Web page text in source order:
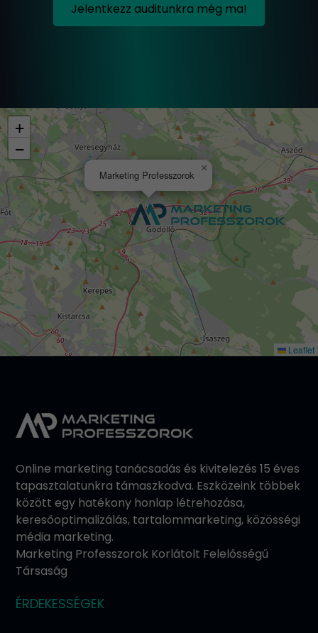
Jelentkezz auditunkra még ma!
Marketing Professzorok
×
+
−
Leaflet
Online marketing tanácsadás és kivitelezés 15 éves
tapasztalatunkra támaszkodva. Eszközeink többek
között egy hatékony honlap létrehozása,
keresőoptimalizálás, tartalommarketing, közösségi
média marketing.
Marketing Professzorok Korlátolt Felelősségű
Társaság
ÉRDEKESSÉGEK